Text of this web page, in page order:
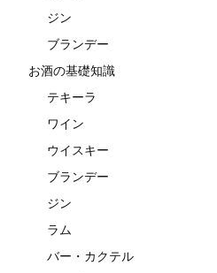
ジン
ブランデー
お酒の基礎知識
テキーラ
ワイン
ウイスキー
ブランデー
ジン
ラム
バー・カクテル